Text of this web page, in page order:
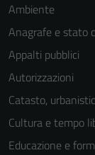
Ambiente
Anagrafe e stato
Appalti pubblici
Autorizzazioni
Catasto,
Cultura e tempo
Educazione e